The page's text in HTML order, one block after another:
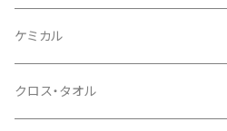
ウールバフ
３インチ
ウレタンバフ
ケミカル
コンパウンド
クロス・タオル